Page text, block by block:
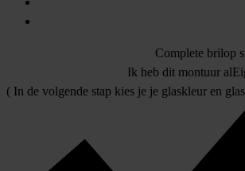
Complete brilop
Ik heb dit montuur al
( In de volgende stap kies je je glaskleur en